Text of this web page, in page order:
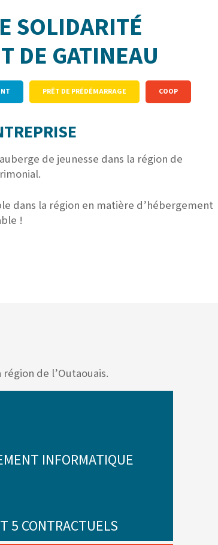
SOLIDARITÉ
DE GATINEAU
PRÊT DE PRÉDÉMARRAGE COOP
de jeunesse dans la région de
dans la région en matière d’hébergement
!
de l’Outaouais.
INFORMATIQUE
5 CONTRACTUELS